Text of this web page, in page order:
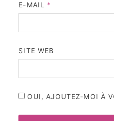
E-MAIL *
SITE WEB
OUI, AJOUTEZ-MOI À